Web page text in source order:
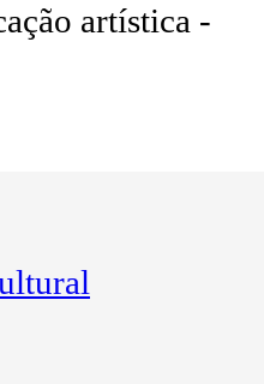
artística -